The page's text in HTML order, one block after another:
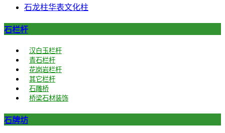
石龙柱华表文化柱
石栏杆
汉白玉栏杆
青石栏杆
花岗岩栏杆
其它栏杆
石雕桥
桥梁石材装饰
石牌坊